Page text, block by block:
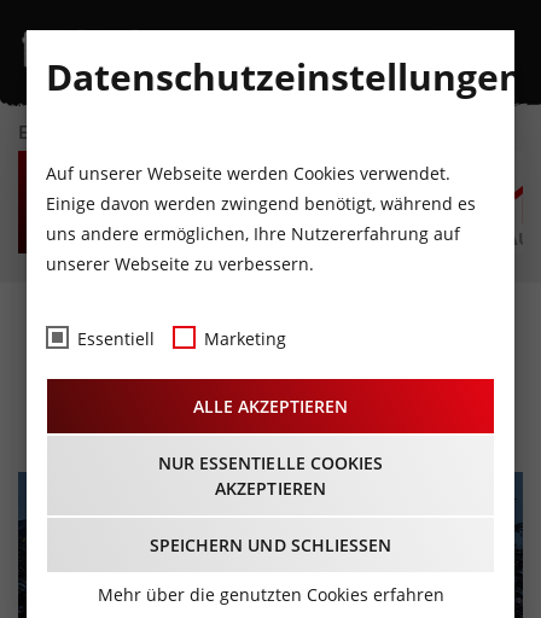
EVENTKALENDER
SO
9
AUGUST
MO
10
AUGUST
DI
11
AUGUST
MI
12
AUGUST
DO
13
AUGUST
Weihnachtsdinner am
Schiff
05.12.2025 - Beginn 18:00 Uhr
Datenschutzeinstellungen
Auf unserer Webseite werden Cookies verwendet.
Einige davon werden zwingend benötigt, während es
uns andere ermöglichen, Ihre Nutzererfahrung auf
unserer Webseite zu verbessern.
Essentiell Marketing
ALLE AKZEPTIEREN
NUR ESSENTIELLE COOKIES
AKZEPTIEREN
SPEICHERN UND SCHLIESSEN
Mehr über die genutzten Cookies erfahren